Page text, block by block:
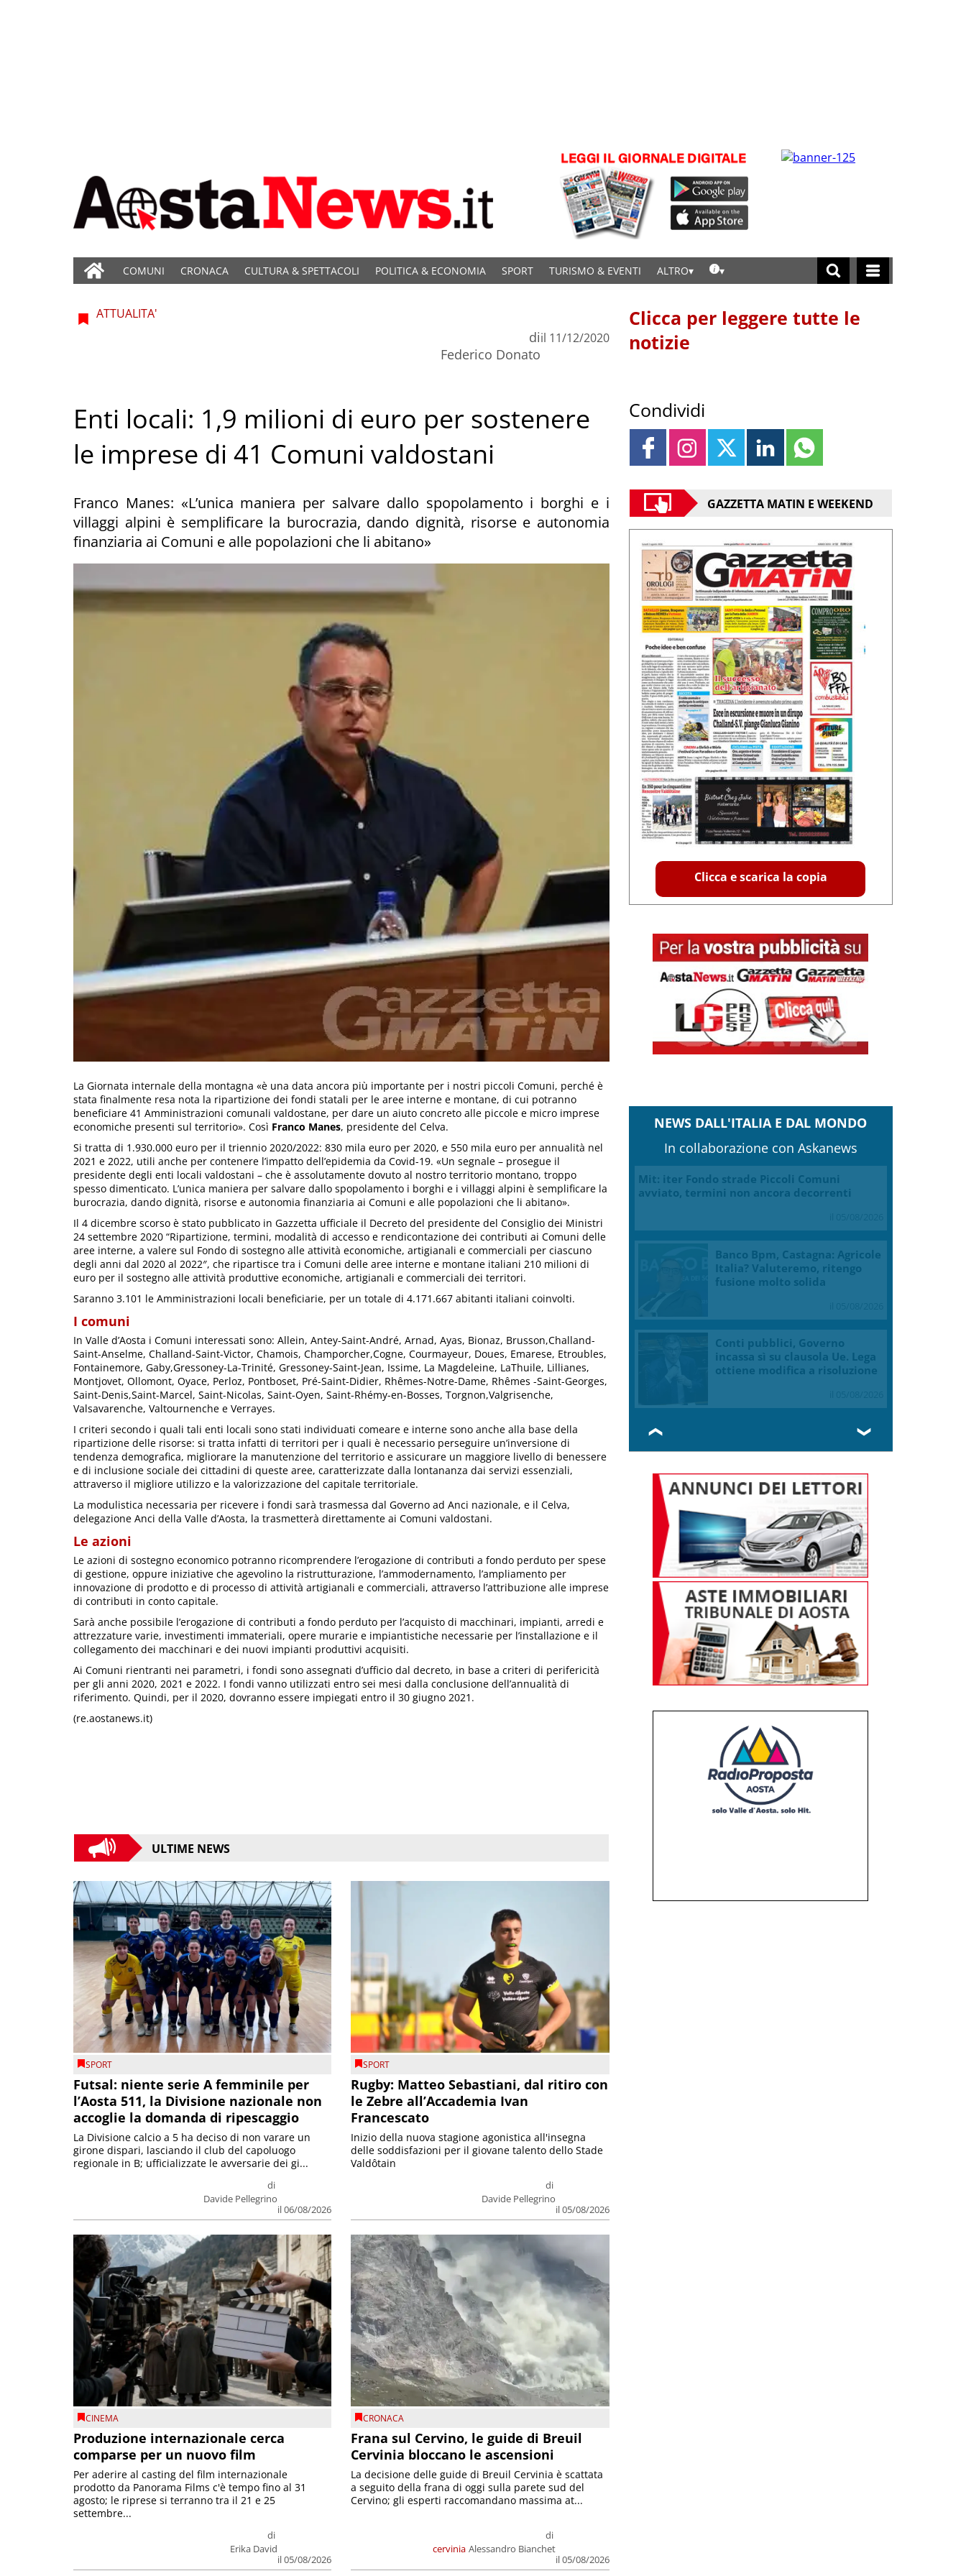
COMUNI CRONACA CULTURA & SPETTACOLI POLITICA & ECONOMIA SPORT TURISMO & EVENTI ALTRO
ATTUALITA'
di
Federico Donato
il 11/12/2020
Enti locali: 1,9 milioni di euro per sostenere
le imprese di 41 Comuni valdostani
Franco Manes: «L’unica maniera per salvare dallo spopolamento i borghi e i
villaggi alpini è semplificare la burocrazia, dando dignità, risorse e autonomia
finanziaria ai Comuni e alle popolazioni che li abitano»
La Giornata internale della montagna «è una data ancora più importante per i nostri piccoli Comuni, perché è
stata finalmente resa nota la ripartizione dei fondi statali per le aree interne e montane, di cui potranno
beneficiare 41 Amministrazioni comunali valdostane, per dare un aiuto concreto alle piccole e micro imprese
economiche presenti sul territorio». Così Franco Manes, presidente del Celva.
Si tratta di 1.930.000 euro per il triennio 2020/2022: 830 mila euro per 2020, e 550 mila euro per annualità nel
2021 e 2022, utili anche per contenere l’impatto dell’epidemia da Covid-19. «Un segnale – prosegue il
presidente degli enti locali valdostani – che è assolutamente dovuto al nostro territorio montano, troppo
spesso dimenticato. L’unica maniera per salvare dallo spopolamento i borghi e i villaggi alpini è semplificare la
burocrazia, dando dignità, risorse e autonomia finanziaria ai Comuni e alle popolazioni che li abitano».
Il 4 dicembre scorso è stato pubblicato in Gazzetta ufficiale il Decreto del presidente del Consiglio dei Ministri
24 settembre 2020 “Ripartizione, termini, modalità di accesso e rendicontazione dei contributi ai Comuni delle
aree interne, a valere sul Fondo di sostegno alle attività economiche, artigianali e commerciali per ciascuno
degli anni dal 2020 al 2022″, che ripartisce tra i Comuni delle aree interne e montane italiani 210 milioni di
euro per il sostegno alle attività produttive economiche, artigianali e commerciali dei territori.
Saranno 3.101 le Amministrazioni locali beneficiarie, per un totale di 4.171.667 abitanti italiani coinvolti.
I comuni
In Valle d’Aosta i Comuni interessati sono: Allein, Antey-Saint-André, Arnad, Ayas, Bionaz, Brusson,Challand-
Saint-Anselme, Challand-Saint-Victor, Chamois, Champorcher,Cogne, Courmayeur, Doues, Emarese, Etroubles,
Fontainemore, Gaby,Gressoney-La-Trinité, Gressoney-Saint-Jean, Issime, La Magdeleine, LaThuile, Lillianes,
Montjovet, Ollomont, Oyace, Perloz, Pontboset, Pré-Saint-Didier, Rhêmes-Notre-Dame, Rhêmes -Saint-Georges,
Saint-Denis,Saint-Marcel, Saint-Nicolas, Saint-Oyen, Saint-Rhémy-en-Bosses, Torgnon,Valgrisenche,
Valsavarenche, Valtournenche e Verrayes.
I criteri secondo i quali tali enti locali sono stati individuati comeare e interne sono anche alla base della
ripartizione delle risorse: si tratta infatti di territori per i quali è necessario perseguire un’inversione di
tendenza demografica, migliorare la manutenzione del territorio e assicurare un maggiore livello di benessere
e di inclusione sociale dei cittadini di queste aree, caratterizzate dalla lontananza dai servizi essenziali,
attraverso il migliore utilizzo e la valorizzazione del capitale territoriale.
La modulistica necessaria per ricevere i fondi sarà trasmessa dal Governo ad Anci nazionale, e il Celva,
delegazione Anci della Valle d’Aosta, la trasmetterà direttamente ai Comuni valdostani.
Le azioni
Le azioni di sostegno economico potranno ricomprendere l’erogazione di contributi a fondo perduto per spese
di gestione, oppure iniziative che agevolino la ristrutturazione, l’ammodernamento, l’ampliamento per
innovazione di prodotto e di processo di attività artigianali e commerciali, attraverso l’attribuzione alle imprese
di contributi in conto capitale.
Sarà anche possibile l’erogazione di contributi a fondo perduto per l’acquisto di macchinari, impianti, arredi e
attrezzature varie, investimenti immateriali, opere murarie e impiantistiche necessarie per l’installazione e il
collegamento dei macchinari e dei nuovi impianti produttivi acquisiti.
Ai Comuni rientranti nei parametri, i fondi sono assegnati d’ufficio dal decreto, in base a criteri di perifericità
per gli anni 2020, 2021 e 2022. I fondi vanno utilizzati entro sei mesi dalla conclusione dell’annualità di
riferimento. Quindi, per il 2020, dovranno essere impiegati entro il 30 giugno 2021.
(re.aostanews.it)
ULTIME NEWS
SPORT
Futsal: niente serie A femminile per
l’Aosta 511, la Divisione nazionale non
accoglie la domanda di ripescaggio
di
Davide Pellegrino
il 06/08/2026
La Divisione calcio a 5 ha deciso di non varare un
girone dispari, lasciando il club del capoluogo
regionale in B; ufficializzate le avversarie dei gi...
SPORT
Rugby: Matteo Sebastiani, dal ritiro con
le Zebre all’Accademia Ivan
Francescato
di
Davide Pellegrino
il 05/08/2026
Inizio della nuova stagione agonistica all'insegna
delle soddisfazioni per il giovane talento dello Stade
Valdôtain
CINEMA
Produzione internazionale cerca
comparse per un nuovo film
di
Erika David
il 05/08/2026
Per aderire al casting del film internazionale
prodotto da Panorama Films c'è tempo fino al 31
agosto; le riprese si terranno tra il 21 e 25
settembre...
CRONACA
Frana sul Cervino, le guide di Breuil
Cervinia bloccano le ascensioni
cervinia
di
Alessandro Bianchet
il 05/08/2026
La decisione delle guide di Breuil Cervinia è scattata
a seguito della frana di oggi sulla parete sud del
Cervino; gli esperti raccomandano massima at...
Clicca per leggere tutte le
notizie
Condividi
GAZZETTA MATIN E WEEKEND
Clicca e scarica la copia
NEWS DALL'ITALIA E DAL MONDO
In collaborazione con Askanews
Mit: iter Fondo strade Piccoli Comuni
avviato, termini non ancora decorrenti
Banco Bpm, Castagna: Agricole
Italia? Valuteremo, ritengo
fusione molto solida
Conti pubblici, Governo
incassa sì su clausola Ue. Lega
ottiene modifica a risoluzione
❮ ❯